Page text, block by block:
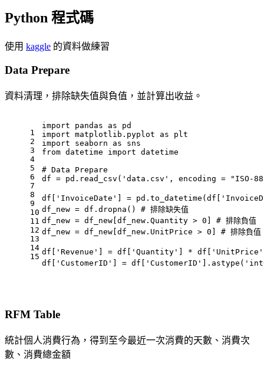
Python 程式碼
使用 kaggle 的資料做練習
Data Prepare
資料清理，排除缺失值與負值，並計算出收益。
1
2
3
4
5
6
7
8
9
10
11
12
13
14
15
import pandas as pd
import matplotlib.pyplot as plt
import seaborn as sns
from datetime import datetime
# Data Prepare
df = pd.read_csv( 'data.csv' , encoding = "ISO-
df[ 'InvoiceDate' ] = pd.to_datetime(df[
df_new = df.dropna() # 排除缺失值
df_new = df_new[df_new.Quantity > 0
# 排除負值
df_new = df_new[df_new.UnitPrice > 0 # 排除負值
df[ 'Revenue' ] = df[ 'Quantity' ] * df[ 'UnitPrice'
df[
'CustomerID' ] = df[ 'CustomerID' ].astype(
RFM Table
統計個人消費行為，得到至今最近一次消費的天數、消費次
數、消費總金額